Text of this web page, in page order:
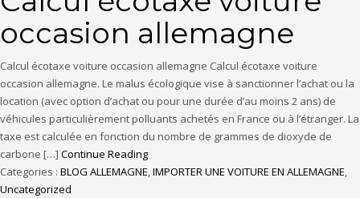
occasion allemagne
Calcul écotaxe voiture occasion allemagne Calcul écotaxe voiture
occasion allemagne. Le malus écologique vise à sanctionner l’achat ou la
location (avec option d’achat ou pour une durée d’au moins 2 ans) de
véhicules particulièrement polluants achetés en France ou à l’étranger. La
taxe est calculée en fonction du nombre de grammes de dioxyde de
carbone […] Continue Reading
Categories : BLOG ALLEMAGNE,IMPORTER UNE VOITURE EN ALLEMAGNE,
Uncategorized